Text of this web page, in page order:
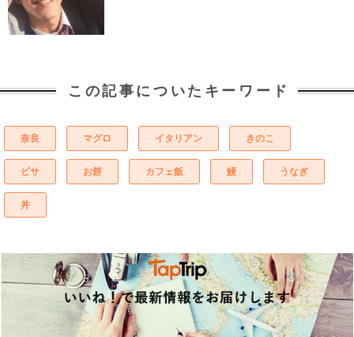
この記事についたキーワード
奈良 マグロ イタリアン きのこ
ピサ お餅 カフェ飯 鰻 うなぎ
丼